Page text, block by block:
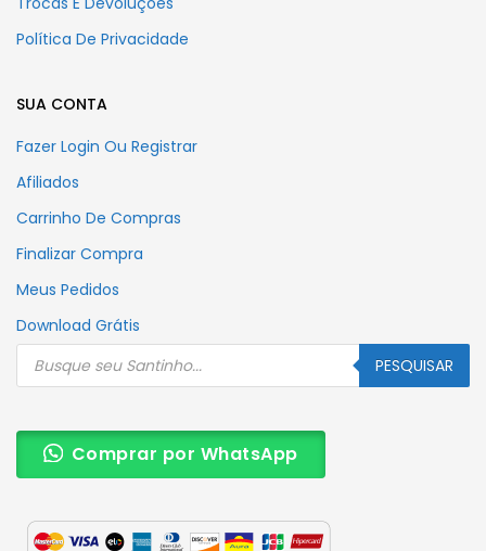
Política De Privacidade
SUA CONTA
Fazer Login Ou Registrar
Afiliados
Carrinho De Compras
Finalizar Compra
Meus Pedidos
Download Grátis
Pesquisar
produtos PESQUISAR
Comprar por WhatsApp